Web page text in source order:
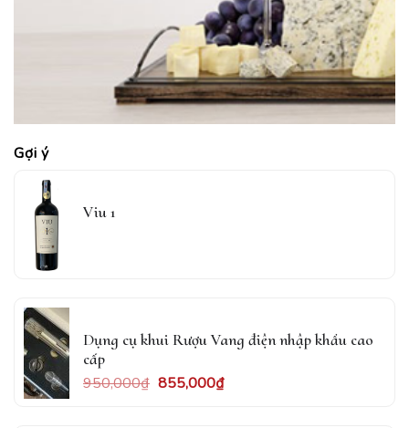
Gợi ý
Viu 1
Dụng cụ khui Rượu Vang điện nhập khẩu cao
cấp
950,000₫ 855,000₫